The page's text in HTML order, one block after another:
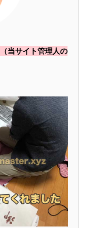
（当サイト管理人の